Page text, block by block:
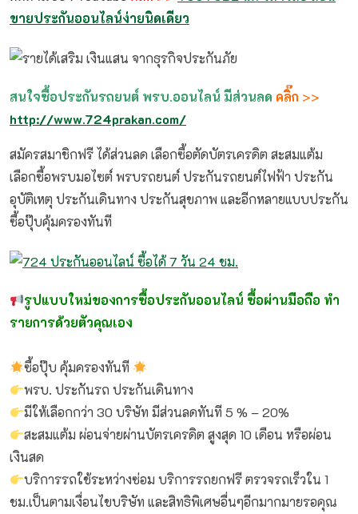
ขายประกันออนไลน์ง่ายนิดเดียว
สนใจซื้อประกันรถยนต์ พรบ.ออนไลน์ มีส่วนลด คลิ๊ก >>
http://www.724prakan.com/
สมัครสมาชิกฟรี ได้ส่วนลด เลือกซื้อตัดบัตรเครดิต สะสมแต้ม
เลือกซื้อพรบมอไซต์ พรบรถยนต์ ประกันรถยนต์ไฟฟ้า ประกัน
อุบัติเหตุ ประกันเดินทาง ประกันสุขภาพ และอีกหลายแบบประกัน
ซื้อปุ๊บคุ้มครองทันที
รูปแบบใหม่ของการซื้อประกันออนไลน์ ซื้อผ่านมือถือ ทำ
รายการด้วยตัวคุณเอง
ซื้อปุ๊บ คุ้มครองทันที
พรบ. ประกันรถ ประกันเดินทาง
มีให้เลือกกว่า 30 บริษัท มีส่วนลดทันที 5 % – 20%
สะสมแต้ม ผ่อนจ่ายผ่านบัตรเครดิต สูงสุด 10 เดือน หรือผ่อน
เงินสด
บริการรถใช้ระหว่างซ่อม บริการรถยกฟรี ตรวจรถเร็วใน 1
ชม.เป็นตามเงื่อนไขบริษัท และสิทธิพิเศษอื่นๆอีกมากมายรอคุณ